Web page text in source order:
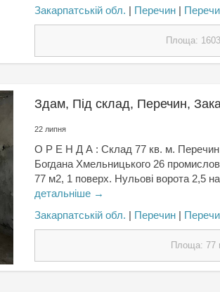
Закарпатській обл. | Перечин |
Площа:
Здам, Під склад, Перечин,
22 липня
О Р Е Н Д А : Склад 77 кв. м. Перечин
Богдана Хмельницького 26
77 м2, 1 поверх. Нульові ворота 2,5
детальніше →
Закарпатській обл. | Перечин |
Площа: 77